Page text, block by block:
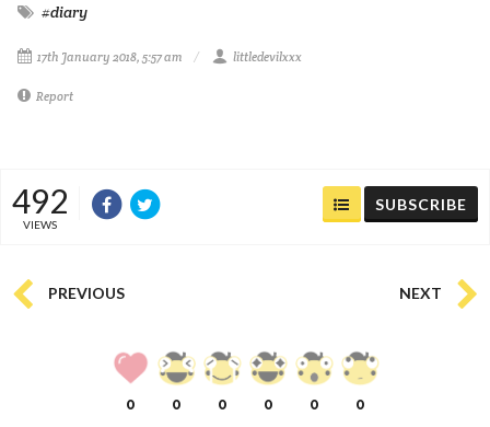
#diary
17th January 2018, 5:57 am littledevilxxx
Report
492
VIEWS
SUBSCRIBE
PREVIOUS NEXT
0 0 0 0 0 0